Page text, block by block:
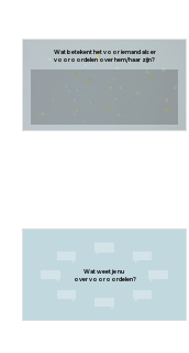
Wat betekent het voor iemand als er
vooroordelen over hem/haar zijn?
Wat weet je nu
over vooroordelen?